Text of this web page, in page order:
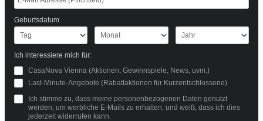
Geburtsdatum
Ich interessiere mich für:
CasaNova Vienna (Aktionen, Gewinnspiele, News, uvm.)
Last-Minute-Angebote (Rabattaktionen für Kurzentschlossene)
Ich stimme zu, dass meine personenbezogenen Daten genutzt
werden, um werbliche E-Mails zu erhalten, und weiß, dass ich dies
jederzeit widerrufen kann.